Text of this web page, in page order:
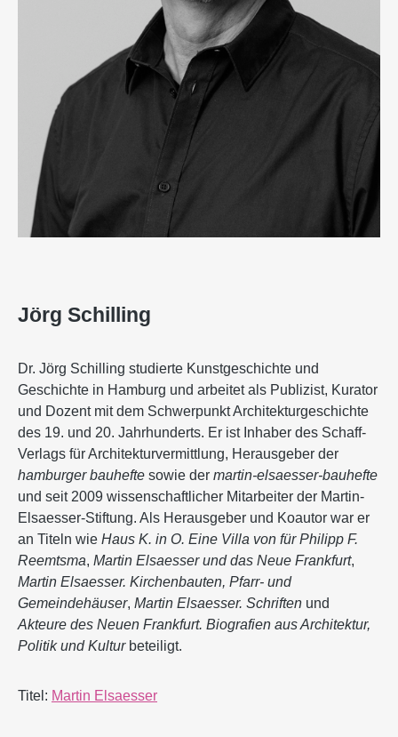
Jörg Schilling
Dr. Jörg Schilling studierte Kunstgeschichte und
Geschichte in Hamburg und arbeitet als Publizist, Kurator
und Dozent mit dem Schwerpunkt Architekturgeschichte
des 19. und 20. Jahrhunderts. Er ist Inhaber des Schaff-
Verlags für Architekturvermittlung, Herausgeber der
hamburger bauhefte sowie der martin-elsaesser-bauhefte
und seit 2009 wissenschaftlicher Mitarbeiter der Martin-
Elsaesser-Stiftung. Als Herausgeber und Koautor war er
an Titeln wie Haus K. in O. Eine Villa von für Philipp F.
Reemtsma, Martin Elsaesser und das Neue Frankfurt,
Martin Elsaesser. Kirchenbauten, Pfarr- und
Gemeindehäuser, Martin Elsaesser. Schriften und
Akteure des Neuen Frankfurt. Biografien aus Architektur,
Politik und Kulturbeteiligt.
Titel: Martin Elsaesser